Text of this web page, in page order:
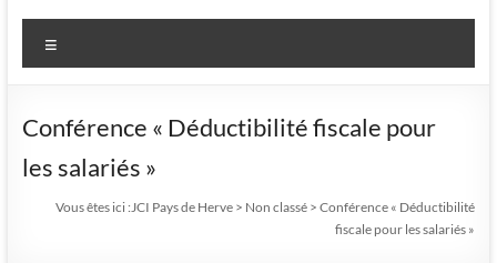
JCI Pays de Herve
Developing leaders for a changing world
Conférence « Déductibilité fiscale pour
les salariés »
Vous êtes ici :JCI Pays de Herve > Non classé >Conférence « Déductibilité
fiscale pour les salariés »